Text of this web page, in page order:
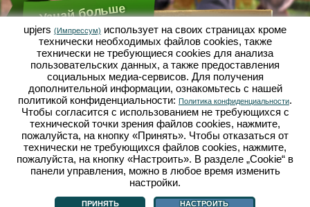
Узнай больше
Что такое Садовая Империя?
Садовая Империя - это экономический симулятор, в
котором всё вертится вокруг микрокосмоса сад-
огород. Эта бесплатная браузерная игра онлайн
открывается полностью в твоём браузере без
каких-либо скачиваний или установки каких-либо
программ! Играя роль гнома-садовода ты
выращиваешь в Садовой Империи свой
собственный маленький садовый рай. Сеять,
сажать, поливать, собирать урожай: у тебя есть
выбор между разными сортами овощей и фруктов:
помидорами, репчатым луком, клубникой, морковью
или может ещё лучше, салатом? Посети городок
Дачное, в нём ты можешь торговать с другими
садоводами, покупать новые растения и декор,
выполнять желания твоих покупателей и
Что такое Садовая Империя?|Сюжет
Импрессум|Браузерные игры - Upjers.com|Настроить cookies
upjers (Импрессум) использует на своих страницах кроме
технически необходимых файлов сookies, также
технически не требующиеся cookies для анализа
пользовательских данных, а также предоставления
социальных медиа-сервисов. Для получения
дополнительной информации, ознакомьтесь с нашей
политикой конфиденциальности: Политика конфиденциальности.
Чтобы согласится с использованием не требующихся с
технической точки зрения файлов cookies, нажмите,
пожалуйста, на кнопку «Принять». Чтобы отказаться от
технически не требующихся файлов cookies, нажмите,
пожалуйста, на кнопку «Настроить». В разделе „Cookie“ в
панели управления, можно в любое время изменить
настройки.
ПРИНЯТЬ НАСТРОИТЬ